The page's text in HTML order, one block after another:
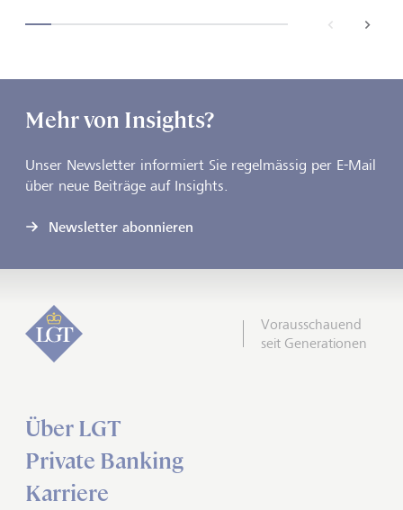
next
Mehr von Insights?
Unser Newsletter informiert Sie regelmässig per E-Mail
über neue Beiträge auf Insights.
Newsletter abonnieren
Vorausschauend
seit Generationen
Über LGT
Private Banking
Karriere